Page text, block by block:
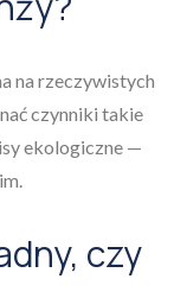
na rzeczywistych
czynniki takie
ekologiczne —
czy